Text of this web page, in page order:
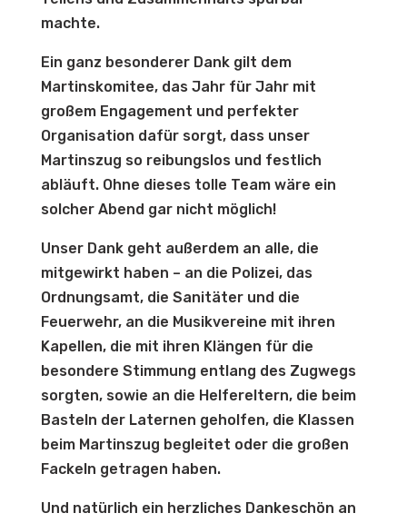
machte.
Ein ganz besonderer Dank gilt dem
Martinskomitee, das Jahr für Jahr mit
großem Engagement und perfekter
Organisation dafür sorgt, dass unser
Martinszug so reibungslos und festlich
abläuft. Ohne dieses tolle Team wäre ein
solcher Abend gar nicht möglich!
Unser Dank geht außerdem an alle, die
mitgewirkt haben – an die Polizei, das
Ordnungsamt, die Sanitäter und die
Feuerwehr, an die Musikvereine mit ihren
Kapellen, die mit ihren Klängen für die
besondere Stimmung entlang des Zugwegs
sorgten, sowie an die Helfereltern, die beim
Basteln der Laternen geholfen, die Klassen
beim Martinszug begleitet oder die großen
Fackeln getragen haben.
Und natürlich ein herzliches Dankeschön an